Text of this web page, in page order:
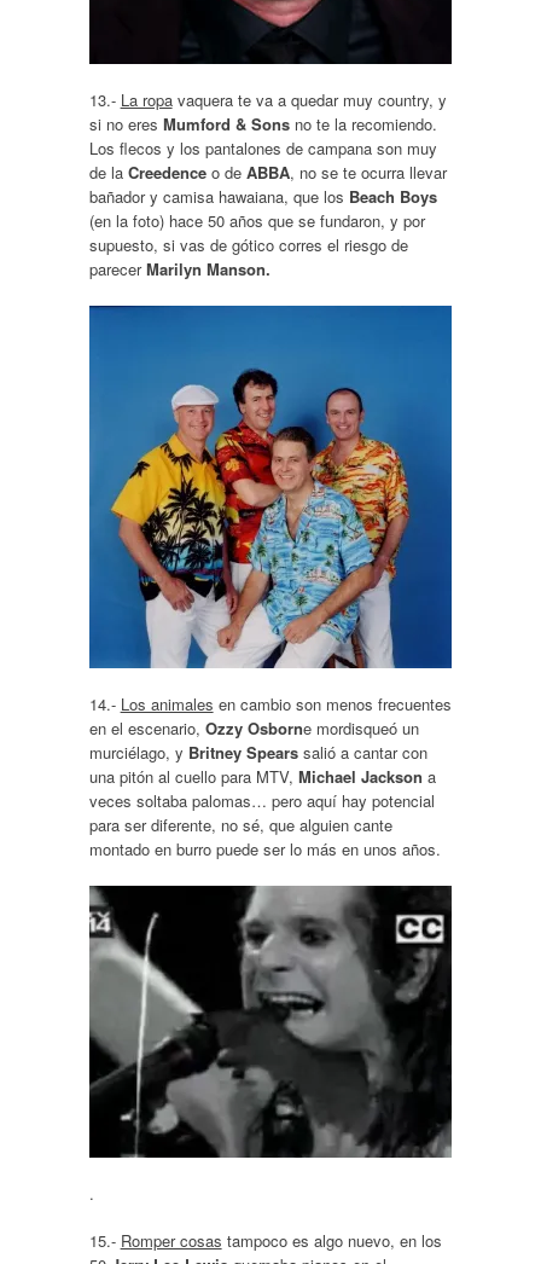
13.- La ropavaquera te va a quedar muy country, y
si no eres Mumford & Sonsno te la recomiendo.
Los flecos y los pantalones de campana son muy
de la Creedenceo de ABBA, no se te ocurra llevar
bañador y camisa hawaiana, que los Beach Boys
(en la foto) hace 50 años que se fundaron, y por
supuesto, si vas de gótico corres el riesgo de
parecerMarilyn Manson.
14.- Los animales en cambio son menos frecuentes
en el escenario, Ozzy Osborne mordisqueó un
murciélago, y Britney Spearssalió a cantar con
una pitón al cuello para MTV, Michael Jackson a
veces soltaba palomas… pero aquí hay potencial
para ser diferente, no sé, que alguien cante
montado en burro puede ser lo más en unos años.
.
15.- Romper cosas tampoco es algo nuevo, en los